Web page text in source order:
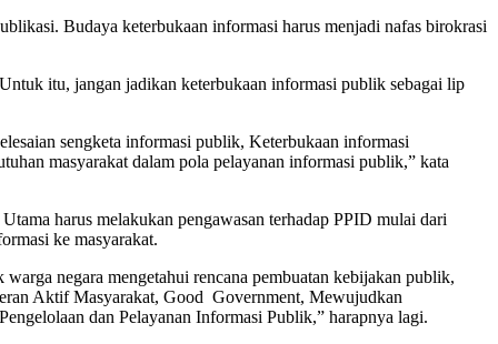
Budaya keterbukaan informasi harus menjadi nafas birokrasi
itu, jangan jadikan keterbukaan informasi publik sebagai lip
sengketa informasi publik, Keterbukaan informasi
masyarakat dalam pola pelayanan informasi publik,” kata
harus melakukan pengawasan terhadap PPID mulai dari
ke masyarakat.
negara mengetahui rencana pembuatan kebijakan publik,
Aktif Masyarakat, Good Government, Mewujudkan
dan Pelayanan Informasi Publik,” harapnya lagi.